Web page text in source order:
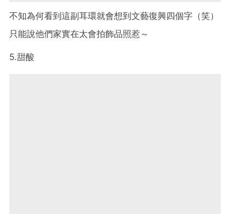
不知為何看到這副耳環就會想到文藝復興四個字（笑）
只能說他們家實在太會拍飾品照惹～
5.甜酸